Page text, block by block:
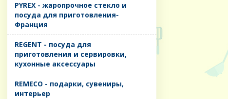
PYREX - жаропрочное стекло и
посуда для приготовления-
Франция
REGENT - посуда для
приготовления и сервировки,
кухонные аксессуары
REMECO - подарки, сувениры,
интерьер